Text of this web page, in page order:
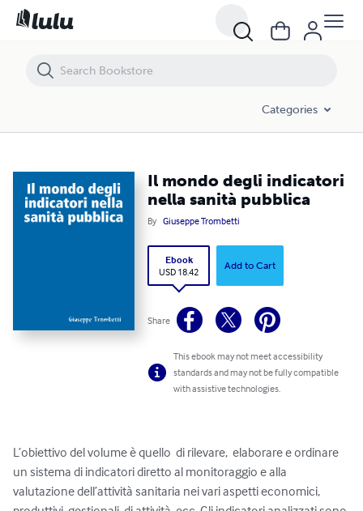
Categories
Il mondo degli indicatori
nella sanità pubblica
By Giuseppe Trombetti
Ebook
USD 18.42
Add to Cart
Share
This ebook may not meet accessibility
standards and may not be fully compatible
with assistive technologies.
L’obiettivo del volume è quello  di rilevare,  elaborare e ordinare
un sistema di indicatori diretto al monitoraggio e alla
valutazione dell’attività sanitaria nei vari aspetti economici,
Il mondo degli indicatori nella sanità pubblica